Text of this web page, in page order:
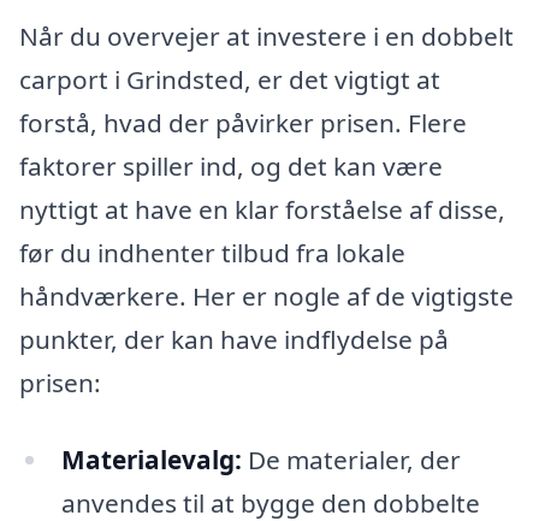
Når du overvejer at investere i en dobbelt
carport i Grindsted, er det vigtigt at
forstå, hvad der påvirker prisen. Flere
faktorer spiller ind, og det kan være
nyttigt at have en klar forståelse af disse,
før du indhenter tilbud fra lokale
håndværkere. Her er nogle af de vigtigste
punkter, der kan have indflydelse på
prisen:
Materialevalg: De materialer, der
anvendes til at bygge den dobbelte